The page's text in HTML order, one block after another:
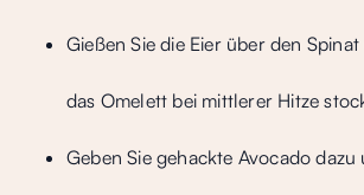
Gießen Sie die Eier über den
das Omelett bei mittlerer Hitze
Geben Sie gehackte Avocado dazu